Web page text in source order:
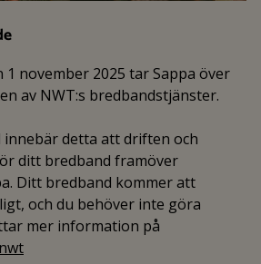
1 november 2025 tar Sappa över
av NWT:s bredbandstjänster.
innebär detta att driften och
ditt bredband framöver
Ditt bredband kommer att
och du behöver inte göra
mer information på